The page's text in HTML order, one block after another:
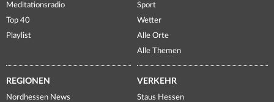
Meditationsradio
Top 40
Playlist
Sport
Wetter
Alle Orte
Alle Themen
REGIONEN
Nordhessen News
VERKEHR
Staus Hessen